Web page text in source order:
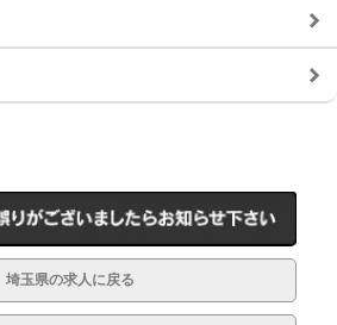
埼玉県の求人に戻る